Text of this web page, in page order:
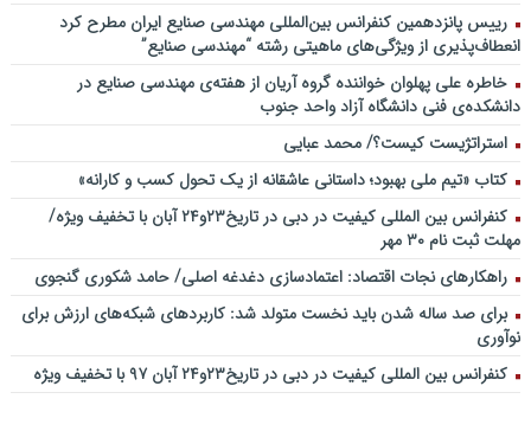
رییس پانزدهمین کنفرانس بین‌المللی مهندسی صنایع ایران مطرح کرد
انعطاف‌پذیری از ویژگی‌های ماهیتی رشته “مهندسی صنایع”
خاطره علی پهلوان خواننده گروه آریان از هفته‌ی مهندسی صنایع در
دانشکده‌ی فنی دانشگاه آزاد واحد جنوب
استراتژیست کیست؟‬/ محمد عبایی
کتاب «تیم ملی بهبود؛ داستانی عاشقانه از یک تحول کسب و کارانه»
کنفرانس بین المللی کیفیت در دبی در تاریخ۲۳و۲۴ آبان با تخفیف ویژه/
مهلت ثبت نام ۳۰ مهر
راهکارهای نجات اقتصاد: اعتمادسازی دغدغه اصلی/ حامد شکوری گنجوی
برای صد ساله شدن باید نخست متولد شد: کاربردهای شبکه‌های ارزش برای
نوآوری
کنفرانس بین المللی کیفیت در دبی در تاریخ۲۳و۲۴ آبان ۹۷ با تخفیف ویژه